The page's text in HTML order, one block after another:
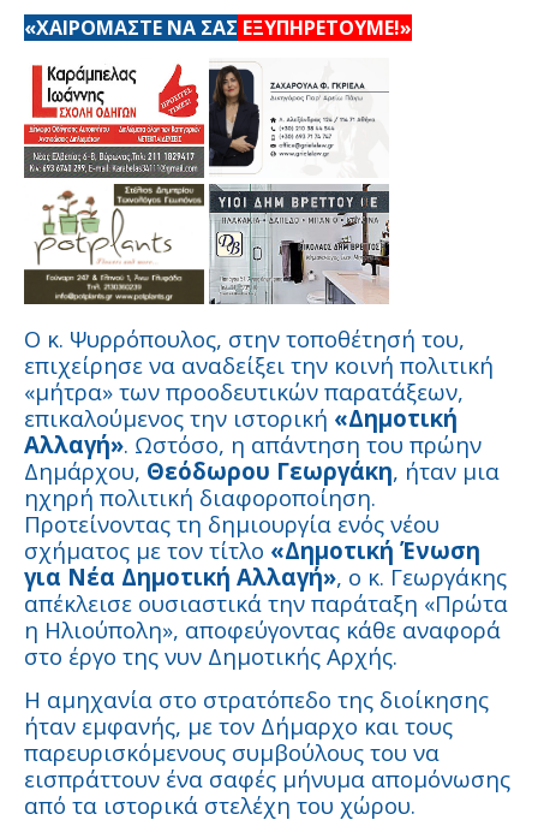
«ΧΑΙΡΟΜΑΣΤΕ ΝΑ ΣΑΣ ΕΞΥΠΗΡΕΤΟΥΜΕ!»
Ο κ. Ψυρρόπουλος, στην τοποθέτησή του,
επιχείρησε να αναδείξει την κοινή πολιτική
«μήτρα» των προοδευτικών παρατάξεων,
επικαλούμενος την ιστορική «Δημοτική
Αλλαγή». Ωστόσο, η απάντηση του πρώην
Δημάρχου, Θεόδωρου Γεωργάκη, ήταν μια
ηχηρή πολιτική διαφοροποίηση.
Προτείνοντας τη δημιουργία ενός νέου
σχήματος με τον τίτλο «Δημοτική Ένωση
για Νέα Δημοτική Αλλαγή», ο κ. Γεωργάκης
απέκλεισε ουσιαστικά την παράταξη «Πρώτα
η Ηλιούπολη», αποφεύγοντας κάθε αναφορά
στο έργο της νυν Δημοτικής Αρχής.
Η αμηχανία στο στρατόπεδο της διοίκησης
ήταν εμφανής, με τον Δήμαρχο και τους
παρευρισκόμενους συμβούλους του να
εισπράττουν ένα σαφές μήνυμα απομόνωσης
από τα ιστορικά στελέχη του χώρου.